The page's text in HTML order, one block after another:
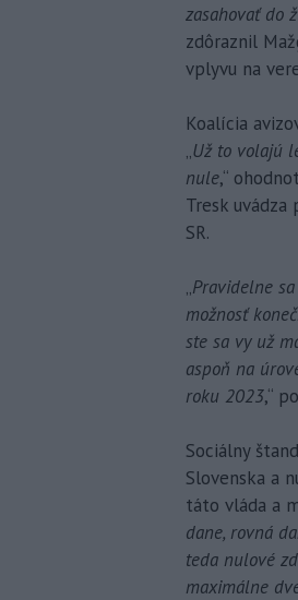
zasahovať do
zdôraznil
vplyvu na
Koalícia
„Už to volajú
nule,“
Tresk
SR.
„Pravidelne
možnosť
ste sa vy už
aspoň na
roku 2023,“
Sociálny
Slovenska a
táto vláda a
dane, rovná
teda nulové
maximálne